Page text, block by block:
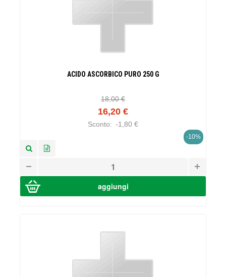
ACIDO ASCORBICO PURO 250 G
18,00 €
16,20 €
Sconto: -1,80 €
-10%